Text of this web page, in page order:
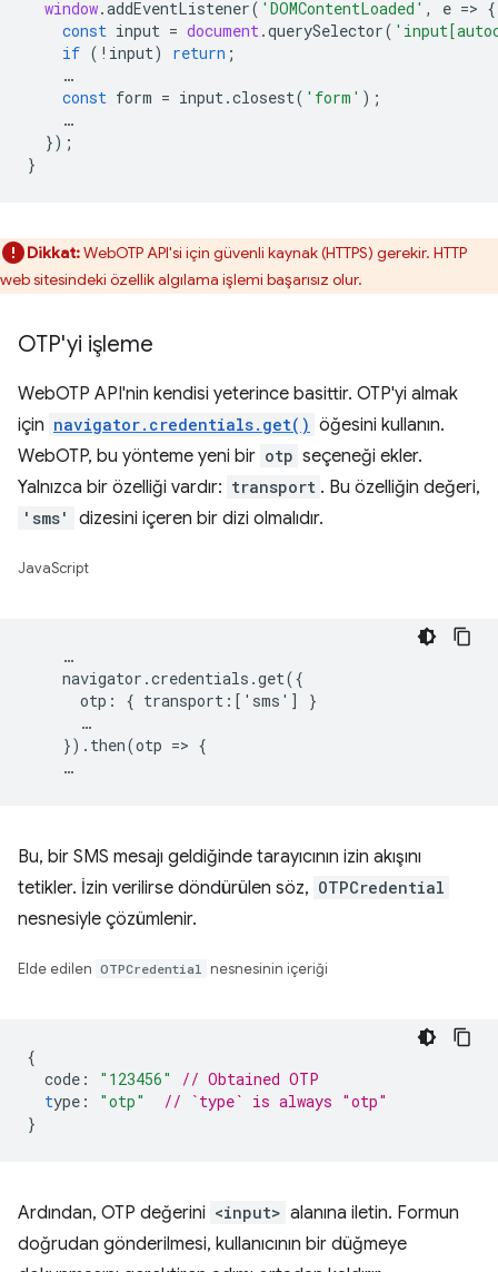
window.addEventListener( 'DOMContentLoaded' , e => {
const input = document.querySelector(
if ( ! input) return ;
…
const form = input.closest( 'form' );
…
});
}
Dikkat:WebOTP API'si için güvenli kaynak (HTTPS) gerekir. HTTP
web sitesindeki özellik algılama işlemi başarısız olur.
OTP'yi işleme
WebOTP API'nin kendisi yeterince basittir. OTP'yi almak
için navigator.credentials.get() öğesini kullanın.
WebOTP, bu yönteme yeni bir otp seçeneği ekler.
Yalnızca bir özelliği vardır: transport . Bu özelliğin değeri,
'sms' dizesini içeren bir dizi olmalıdır.
JavaScript
    …
    navigator.credentials.get({
      otp: { transport:['sms'] }
      …
    }).then(otp => {
Bu, bir SMS mesajı geldiğinde tarayıcının izin akışını
tetikler. İzin verilirse döndürülen söz, OTPCredential
nesnesiyle çözümlenir.
Elde edilen OTPCredential nesnesinin içeriği
{
code : "123456"
// Obtained OTP
type : "otp"
// `type` is always "otp"
}
Ardından, OTP değerini <input> alanına iletin. Formun
doğrudan gönderilmesi, kullanıcının bir düğmeye